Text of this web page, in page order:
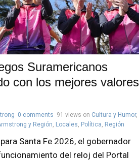
Suramericanos
con los mejores valores
0 comments 91 views on Cultura y Humor,
y Región, Locales, Política, Región
Santa Fe 2026, el gobernador
del reloj del Portal